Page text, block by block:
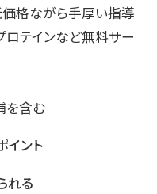
価格ながら手厚い指導
ロテインなど無料サー
を含む
イント
れる